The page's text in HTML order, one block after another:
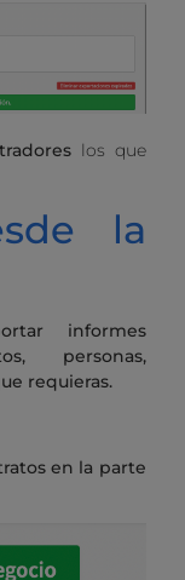
los que
la
informes
personas,
requieras.
en la parte